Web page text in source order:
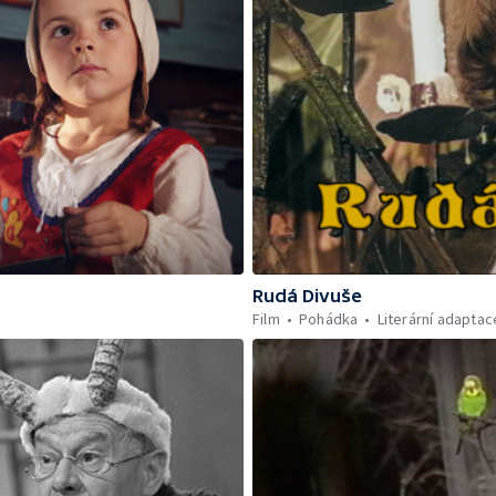
Rudá Divuše
Film
Pohádka Literární